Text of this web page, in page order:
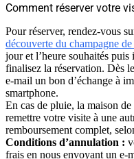
Comment réserver votre
Pour réserver, rendez-vous
découverte du champagne
jour et l’heure souhaités
finalisez la réservation. Dès
e-mail un bon d’échange à
smartphone.
En cas de pluie, la maison
remettre votre visite à une
remboursement complet,
Conditions d’annulation :
frais en nous envoyant un e-